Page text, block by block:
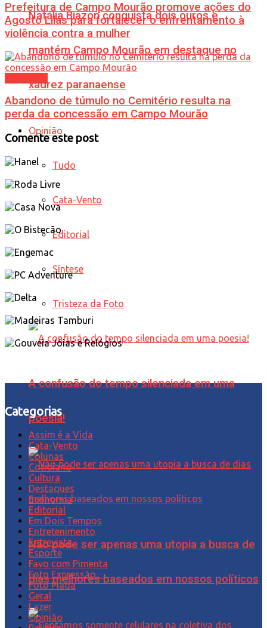
Natália Biazon conquista dois ouros e
mantém Campo Mourão em destaque no
xadrez paranaense
Opinião
Tudo
Cata-Vento
Editorial
Síntese
Tristeza da Foto
A confusão do tempo silenciada em uma
poesia!
Não pode ser apenas uma utopia a busca de
dias melhores baseados em nossos políticos
Prefeitura de Campo Mourão promove ações do
Agosto Lilás para fortalecer o enfrentamento à
violência contra a mulher
Abandono de túmulo no Cemitério resulta na
perda da concessão em Campo Mourão
Comente este post
Categorias
Assim é a Vida
Cata-Vento
Colunas
Cotidiano
Cultura
Destaques
Economia
Editorial
Em Dois Tempos
Entretenimento
Entrevista
Esporte
Favo com Pimenta
Foto Expressão…
Foto Piada
Geral
Lazer
Opinião